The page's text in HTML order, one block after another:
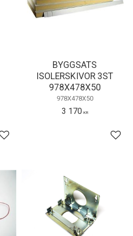
Lägg till i favoriter
BYGGSATS
ISOLERSKIVOR 3ST
978X478X50
978X478X50
3 170KR